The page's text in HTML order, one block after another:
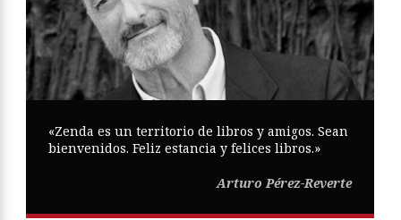
«Zenda es un territorio de libros y amigos. Sean
bienvenidos. Feliz estancia y felices libros.»
Arturo Pérez-Reverte